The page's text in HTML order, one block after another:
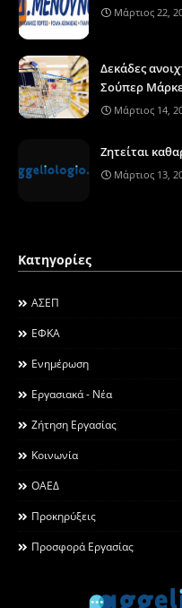
Μάρτιος 22,
Δεκάδες
Σούπερ
Μάρτιος 14,
Ζητείται
Μάρτιος 13,
Κατηγορίες
ΑΣΕΠ
ΕΦΚΑ
Ενημέρωση
Εργασιακά - Νέα
Ζήτηση Εργασίας
Κοινωνία
ΟΑΕΔ
Προκηρύξεις
Προσφορά Εργασίας